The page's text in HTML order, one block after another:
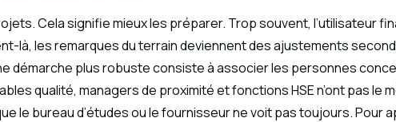
Cela signifie mieux les préparer. Trop souvent, l’utilisateur
là, les remarques du terrain deviennent des ajustements
démarche plus robuste consiste à associer les personnes
qualité, managers de proximité et fonctions HSE n’ont pas le
le bureau d’études ou le fournisseur ne voit pas toujours. Pour